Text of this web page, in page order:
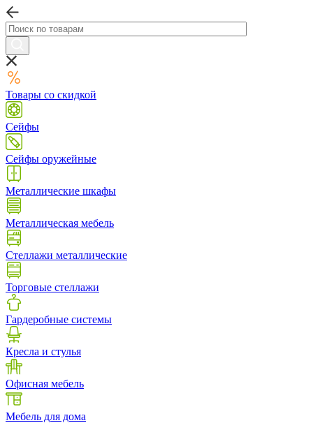
Товары со скидкой
Сейфы
Сейфы оружейные
Металлические шкафы
Металлическая мебель
Стеллажи металлические
Торговые стеллажи
Гардеробные системы
Кресла и стулья
Офисная мебель
Мебель для дома